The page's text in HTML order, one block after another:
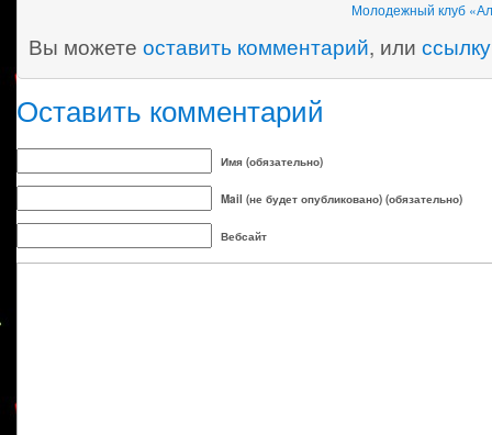
Молодежный клуб
Вы можете оставить комментарий, или ссылку
Оставить комментарий
Имя (обязательно)
Mail (не будет опубликовано) (обязательно)
Вебсайт